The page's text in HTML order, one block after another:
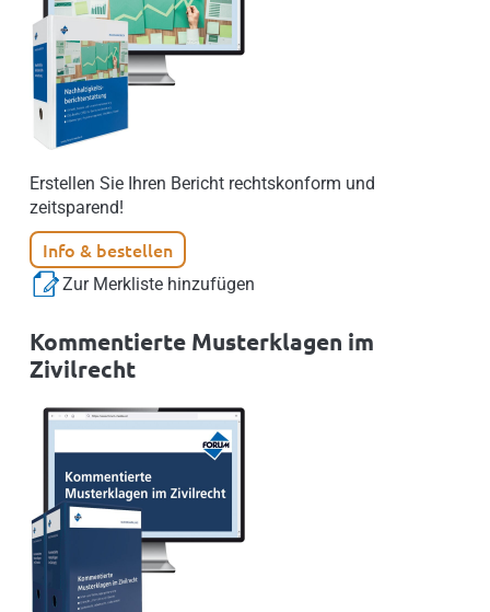
Erstellen Sie Ihren Bericht rechtskonform und
zeitsparend!
Info & bestellen
Zur Merkliste hinzufügen
Kommentierte Musterklagen im
Zivilrecht